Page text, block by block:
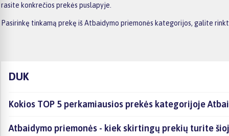
rasite konkrečios prekės puslapyje.
Pasirinkę tinkamą prekę iš Atbaidymo priemonės kategorijos, galite
DUK
Kokios TOP 5 perkamiausios prekės kategorijoje
Atbaidymo priemonės - kiek skirtingų prekių turite